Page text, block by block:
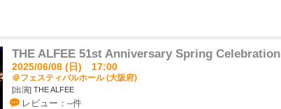
THE ALFEE 51st Anniversary Spring Celebration
2025/06/08 (日) 17:00
＠フェスティバルホール (大阪府)
[出演] THE ALFEE
レビュー：--件